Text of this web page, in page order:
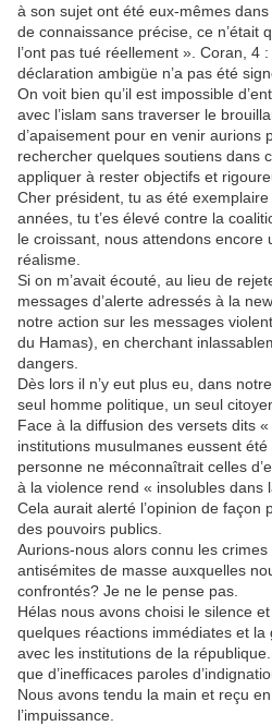
à son sujet ont été eux-mêmes
de connaissance précise, ce n’était
l’ont pas tué réellement ». Coran, 4
déclaration ambigüe n’a pas été
On voit bien qu’il est impossible
avec l’islam sans traverser le
d’apaisement pour en venir aurions
rechercher quelques soutiens dans
appliquer à rester objectifs et
Cher président, tu as été
années, tu t’es élevé contre la
le croissant, nous attendons encore
réalisme.
Si on m’avait écouté, au lieu de
messages d’alerte adressés à la
notre action sur les messages
du Hamas), en cherchant
dangers.
Dès lors il n’y eut plus eu, dans
seul homme politique, un seul
Face à la diffusion des versets dits
institutions musulmanes eussent
personne ne méconnaîtrait celles
à la violence rend « insolubles dans
Cela aurait alerté l’opinion de façon
des pouvoirs publics.
Aurions-nous alors connu les
antisémites de masse auxquelles
confrontés? Je ne le pense pas.
Hélas nous avons choisi le silence
quelques réactions immédiates et
avec les institutions de la
que d’inefficaces paroles
Nous avons tendu la main et reçu
l’impuissance.